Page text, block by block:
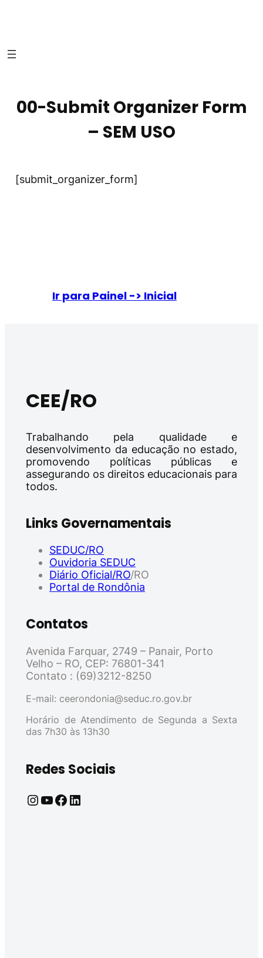
00-Submit Organizer Form
– SEM USO
[submit_organizer_form]
Ir para Painel -> Inicial
CEE/RO
Trabalhando pela qualidade e
desenvolvimento da educação no estado,
promovendo políticas públicas e
assegurando os direitos educacionais para
todos.
Links Governamentais
SEDUC/RO
Ouvidoria SEDUC
Diário Oficial/RO/RO
Portal de Rondônia
Contatos
Avenida Farquar, 2749 – Panair, Porto
Velho – RO, CEP: 76801-341
Contato : (69)3212-8250
E-mail: ceerondonia@seduc.ro.gov.br
Horário de Atendimento de Segunda a Sexta
das 7h30 às 13h30
Redes Sociais